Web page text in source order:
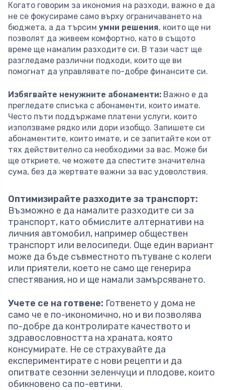
Когато говорим за икономия на разходи, важно е да
не се фокусираме само върху ограничаването на
бюджета, а да търсим умни решения, които ще ни
позволят да живеем комфортно, като в същото
време ще намалим разходите си. В тази част ще
разгледаме различни подходи, които ще ви
помогнат да управлявате по-добре финансите си.
Избягвайте ненужните абонаменти: Важно е да
прегледате списъка с абонаменти, които имате.
Често пъти поддържаме платени услуги, които
използваме рядко или дори изобщо. Запишете си
абонаментите, които имате, и се запитайте кои от
тях действително са необходими за вас. Може би
ще откриете, че можете да спестите значителна
сума, без да жертвате важни за вас удоволствия.
Оптимизирайте разходите за транспорт:
Възможно е да намалите разходите си за
транспорт, като обмислите алтернативи на
личния автомобил, например обществен
транспорт или велосипеди. Още един вариант
може да бъде съвместното пътуване с колеги
или приятели, което не само ще генерира
спестявания, но и ще намали замърсяването.
Учете се на готвене: Готвенето у дома не
само че е по-икономично, но и ви позволява
по-добре да контролирате качеството и
здравословността на храната, която
консумирате. Не се страхувайте да
експериментирате с нови рецепти и да
опитвате сезонни зеленчуци и плодове, които
обикновено са по-евтини.